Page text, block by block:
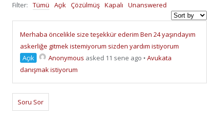
Filter: Tümü Açık Çözülmüş Kapalı Unanswered
Merhaba öncelikle size teşekkür ederim Ben 24 yaşındayım
askerliğe gitmek istemiyorum sizden yardım istiyorum
Açık
Anonymous asked 11 sene ago • Avukata
danışmak istiyorum
Soru Sor